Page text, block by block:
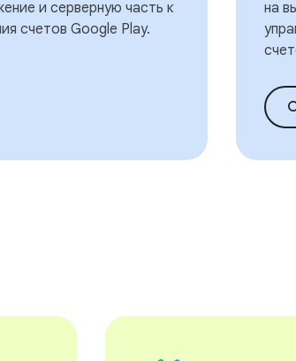
и серверную часть к
счетов Google Play.
на